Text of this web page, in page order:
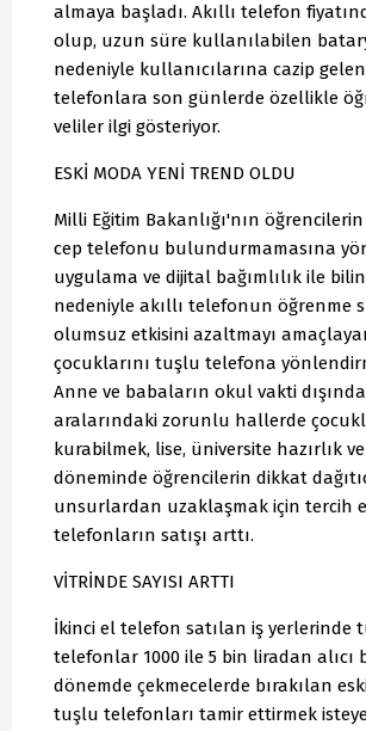
almaya başladı. Akıllı telefon
olup, uzun süre kullanılabilen
nedeniyle kullanıcılarına cazip
telefonlara son günlerde özellikle
veliler ilgi gösteriyor.
ESKİ MODA YENİ TREND OLDU
Milli Eğitim Bakanlığı'nın öğrencilerin
cep telefonu bulundurmamasına
uygulama ve dijital bağımlılık ile
nedeniyle akıllı telefonun öğrenme
olumsuz etkisini azaltmayı
çocuklarını tuşlu telefona
Anne ve babaların okul vakti
aralarındaki zorunlu hallerde
kurabilmek, lise, üniversite hazırlık
döneminde öğrencilerin dikkat
unsurlardan uzaklaşmak için tercih
telefonların satışı arttı.
VİTRİNDE SAYISI ARTTI
İkinci el telefon satılan iş yerlerinde
telefonlar 1000 ile 5 bin liradan alıcı
dönemde çekmecelerde bırakılan
tuşlu telefonları tamir ettirmek